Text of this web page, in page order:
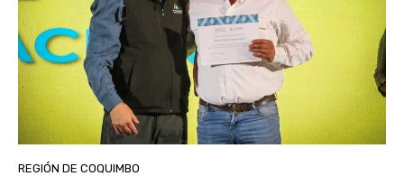
REGIÓN DE COQUIMBO